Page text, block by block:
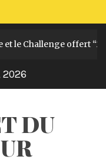
Challenge offert “21
2026
DU